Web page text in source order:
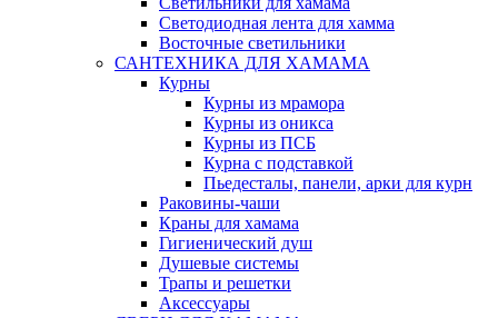
Светодиодная лента для хамма
Восточные светильники
САНТЕХНИКА ДЛЯ ХАМАМА
Курны
Курны из мрамора
Курны из оникса
Курны из ПСБ
Курна с подставкой
Пьедесталы, панели, арки для курн
Раковины-чаши
Краны для хамама
Гигиенический душ
Душевые системы
Трапы и решетки
Аксессуары